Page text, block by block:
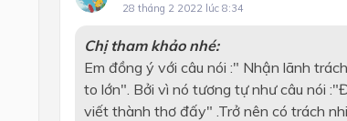
28 tháng 2 2022 lúc 8:34
Chị tham khảo nhé:
Em đồng ý với câu nói :" Nhận lãnh
to lớn". Bởi vì nó tương tự như câu nói
viết thành thơ đấy" .Trở nên có trách